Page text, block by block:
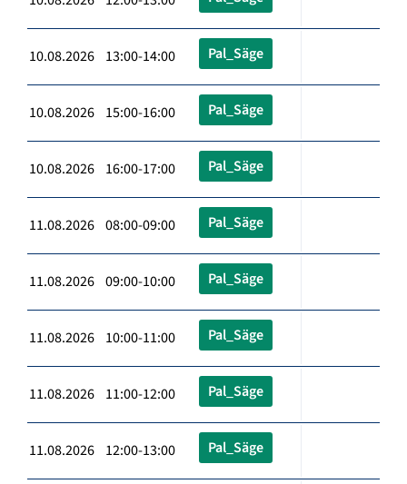
10.08.2026 13:00-14:00 Pal_Säge
10.08.2026 15:00-16:00 Pal_Säge
10.08.2026 16:00-17:00 Pal_Säge
11.08.2026 08:00-09:00 Pal_Säge
11.08.2026 09:00-10:00 Pal_Säge
11.08.2026 10:00-11:00 Pal_Säge
11.08.2026 11:00-12:00 Pal_Säge
11.08.2026 12:00-13:00 Pal_Säge